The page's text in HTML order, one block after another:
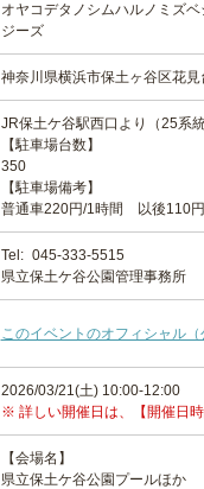
オヤコデタノシムハルノミズ
ジーズ
神奈川県横浜市保土ヶ谷区花見
JR保土ケ谷駅西口より（25系
【駐車場台数】
350
【駐車場備考】
普通車220円/1時間 以後110
Tel: 045-333-5515
県立保土ケ谷公園管理事務所
このイベントのオフィシャル
2026/03/21(土) 10:00-12:00
※ 詳しい開催日は、【開催日
【会場名】
県立保土ケ谷公園プールほか